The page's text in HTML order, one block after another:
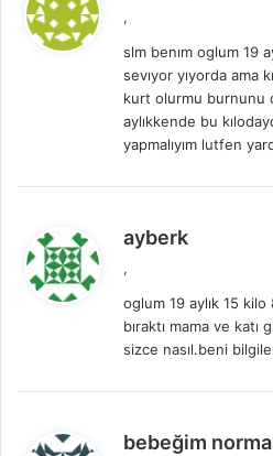
i
k
i
,
slm benım oglum 19
sevıyor yıyorda ama
kurt olurmu burnunu
aylıkkende bu
yapmalıyım lutfen
ayberk
i
k
i
,
oglum 19 aylık 15
bıraktı mama ve katı
sizce nasıl.beni
bebeğim